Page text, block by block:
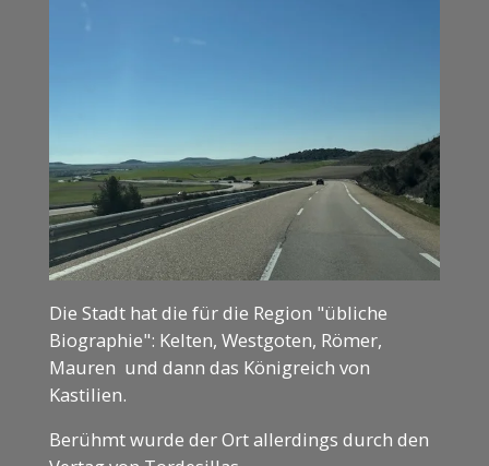
Die Stadt hat die für die Region "übliche
Biographie": Kelten, Westgoten, Römer,
Mauren und dann das Königreich von
Kastilien.
Berühmt wurde der Ort allerdings durch den